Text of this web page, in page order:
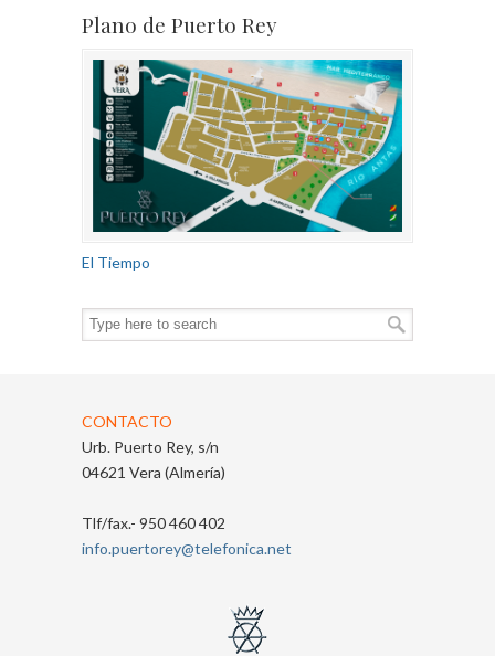
Plano de Puerto Rey
El Tiempo
CONTACTO
Urb. Puerto Rey, s/n
04621 Vera (Almería)
Tlf/fax.- 950 460 402
info.puertorey@telefonica.net